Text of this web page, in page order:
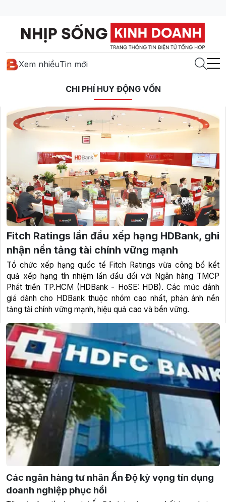
Xem nhiềuTin mới
CHI PHÍ HUY ĐỘNG VỐN
Các ngân hàng tư nhân Ấn Độ kỳ vọng tín dụng
doanh nghiệp phục hồi
Fitch Ratings lần đầu xếp hạng HDBank, ghi
nhận nền tảng tài chính vững mạnh
Tổ chức xếp hạng quốc tế Fitch Ratings vừa công bố kết
quả xếp hạng tín nhiệm lần đầu đối với Ngân hàng TMCP
Phát triển TP.HCM (HDBank - HoSE: HDB). Các mức đánh
giá dành cho HDBank thuộc nhóm cao nhất, phản ánh nền
tảng tài chính vững mạnh, hiệu quả cao và bền vững.